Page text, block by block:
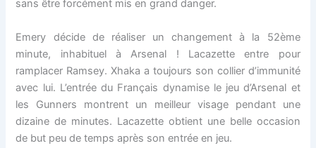
sans être forcément mis en grand danger.
Emery décide de réaliser un changement à la 52ème
minute, inhabituel à Arsenal ! Lacazette entre pour
ramplacer Ramsey. Xhaka a toujours son collier d’immunité
avec lui. L’entrée du Français dynamise le jeu d’Arsenal et
les Gunners montrent un meilleur visage pendant une
dizaine de minutes. Lacazette obtient une belle occasion
de but peu de temps après son entrée en jeu.